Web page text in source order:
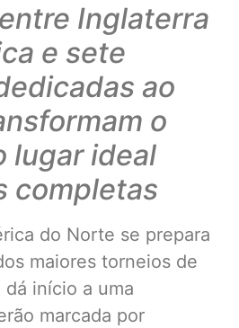
Inglaterra
e sete
ao
o
lugar ideal
completas
do Norte se prepara
maiores torneios de
início a uma
marcada por